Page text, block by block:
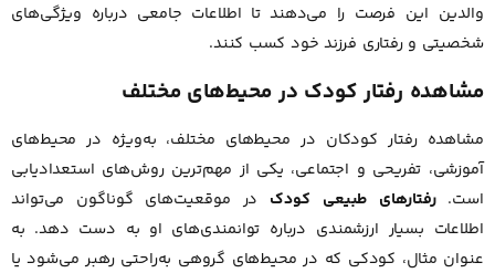
والدین این فرصت را می‌دهند تا اطلاعات جامعی درباره ویژگی‌های
شخصیتی و رفتاری فرزند خود کسب کنند.
مشاهده رفتار کودک در محیط‌های مختلف
مشاهده رفتار کودکان در محیط‌های مختلف، به‌ویژه در محیط‌های
آموزشی، تفریحی و اجتماعی، یکی از مهم‌ترین روش‌های استعدادیابی
است.رفتارهای طبیعی کودک در موقعیت‌های گوناگون می‌تواند
اطلاعات بسیار ارزشمندی درباره توانمندی‌های او به دست دهد. به
عنوان مثال، کودکی که در محیط‌های گروهی به‌راحتی رهبر می‌شود یا